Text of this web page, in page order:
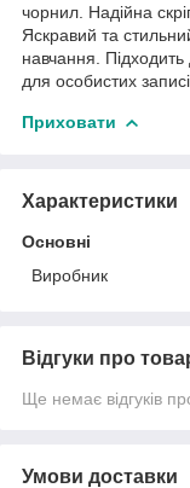
чорнил. Надійна
Яскравий та
навчання. Підходить
для особистих
Приховати
Характеристики
Основні
Виробник
Відгуки про
Ще немає відгуків
Умови доставки